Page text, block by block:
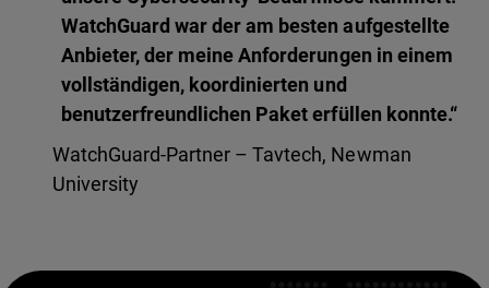
WatchGuard war der am besten aufgestellte
Anbieter, der meine Anforderungen in einem
vollständigen, koordinierten und
benutzerfreundlichen Paket erfüllen konnte.“
WatchGuard-Partner – Tavtech, Newman
University